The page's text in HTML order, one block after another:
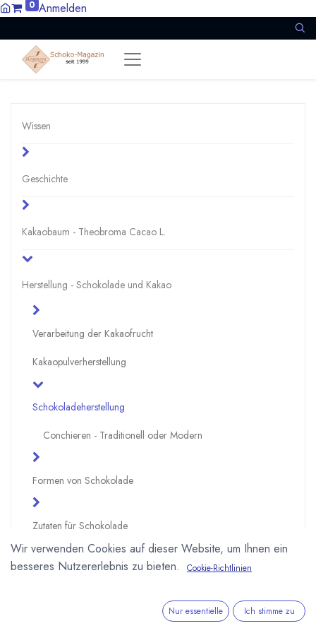
0 Anmelden
Wissen
Geschichte
Kakaobaum - Theobroma Cacao L.
Herstellung - Schokolade und Kakao
Verarbeitung der Kakaofrucht
Kakaopulverherstellung
Schokoladeherstellung
Conchieren - Traditionell oder Modern
Formen von Schokolade
Zutaten für Schokolade
Zusammensetzung von Schokolade
Wir verwenden Cookies auf dieser Website, um Ihnen ein
besseres Nutzererlebnis zu bieten.
Cookie-Richtlinien
Nur essentielle Ich stimme zu